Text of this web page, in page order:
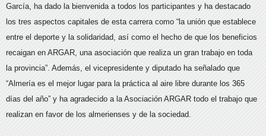
García, ha dado la bienvenida a todos los participantes y ha destacado
los tres aspectos capitales de esta carrera como “la unión que establece
entre el deporte y la solidaridad, así como el hecho de que los beneficios
recaigan en ARGAR, una asociación que realiza un gran trabajo en toda
la provincia”. Además, el vicepresidente y diputado ha señalado que
“Almería es el mejor lugar para la práctica al aire libre durante los 365
días del año” y ha agradecido a la Asociación ARGAR todo el trabajo que
realizan en favor de los almerienses y de la sociedad.